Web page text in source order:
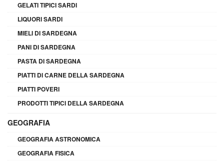
GELATI TIPICI SARDI
LIQUORI SARDI
MIELI DI SARDEGNA
PANI DI SARDEGNA
PASTA DI SARDEGNA
PIATTI DI CARNE DELLA SARDEGNA
PIATTI POVERI
PRODOTTI TIPICI DELLA SARDEGNA
GEOGRAFIA
GEOGRAFIA ASTRONOMICA
GEOGRAFIA FISICA